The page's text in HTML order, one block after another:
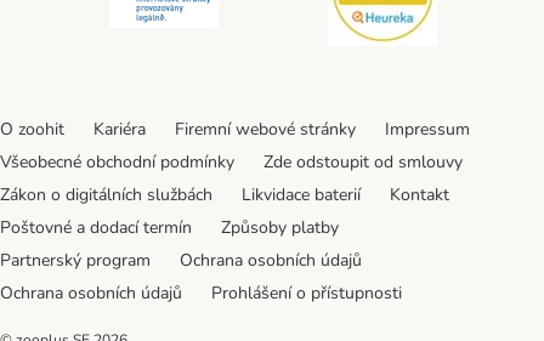
O zoohit Kariéra Firemní webové stránky
Impressum
Všeobecné obchodní podmínky
Zde odstoupit od smlouvy
Zákon o digitálních službách
Likvidace baterií
Kontakt
Poštovné a dodací termín
Způsoby platby
Partnerský program
Ochrana osobních údajů
Ochrana osobních údajů
Prohlášení o přístupnosti